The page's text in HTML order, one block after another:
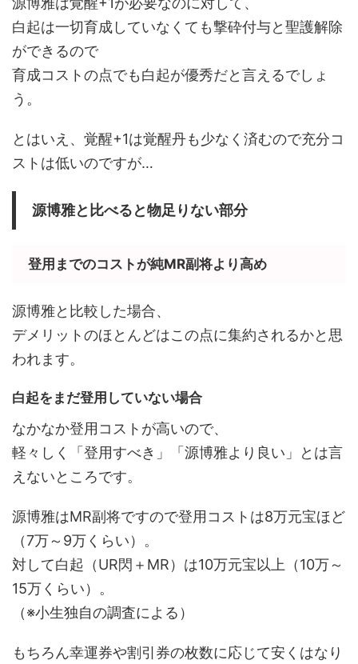
白起は一切育成していなくても撃砕付与と聖護解除
ができるので
育成コストの点でも白起が優秀だと言えるでしょ
う。
とはいえ、覚醒+1は覚醒丹も少なく済むので充分コ
ストは低いのですが…
源博雅と比べると物足りない部分
登用までのコストが純MR副将より高め
源博雅と比較した場合、
デメリットのほとんどはこの点に集約されるかと思
われます。
白起をまだ登用していない場合
なかなか登用コストが高いので、
軽々しく「登用すべき」「源博雅より良い」とは言
えないところです。
源博雅はMR副将ですので登用コストは8万元宝ほど
（7万～9万くらい）。
対して白起（UR閃＋MR）は10万元宝以上（10万～
15万くらい）。
（※小生独自の調査による）
もちろん幸運券や割引券の枚数に応じて安くはなり